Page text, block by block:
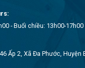
- Buổi chiều: 13h00-
Ấp 2, Xã Đa Phước, Huyện